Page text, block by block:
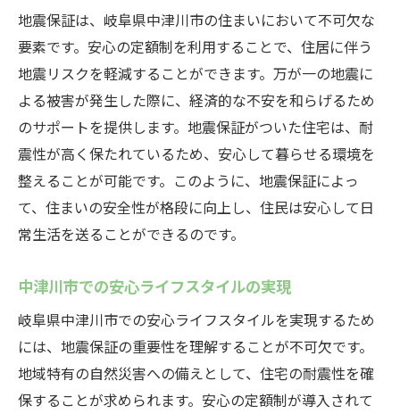
地震保証は、岐阜県中津川市の住まいにおいて不可欠な
要素です。安心の定額制を利用することで、住居に伴う
地震リスクを軽減することができます。万が一の地震に
よる被害が発生した際に、経済的な不安を和らげるため
のサポートを提供します。地震保証がついた住宅は、耐
震性が高く保たれているため、安心して暮らせる環境を
整えることが可能です。このように、地震保証によっ
て、住まいの安全性が格段に向上し、住民は安心して日
常生活を送ることができるのです。
中津川市での安心ライフスタイルの実現
岐阜県中津川市での安心ライフスタイルを実現するため
には、地震保証の重要性を理解することが不可欠です。
地域特有の自然災害への備えとして、住宅の耐震性を確
保することが求められます。安心の定額制が導入されて